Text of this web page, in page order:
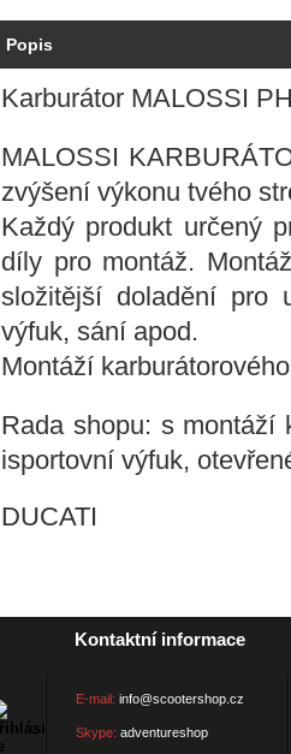
Popis
Karburátor MALOSSI
MALOSSI
zvýšení výkonu tvého
Každý produkt určený
díly pro montáž.
složitější doladění pro
výfuk, sání apod.
Montáží
Rada shopu: s montáží
isportovní výfuk,
DUCATI
Kontaktní informace
E-mail: info@scootershop.cz
Skype: adventureshop